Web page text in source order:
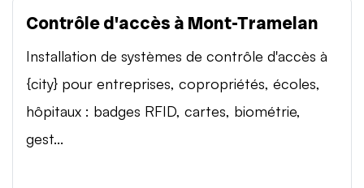
Contrôle d'accès à Mont-Tramelan
Installation de systèmes de contrôle d'accès à
{city} pour entreprises, copropriétés, écoles,
hôpitaux : badges RFID, cartes, biométrie,
gest...